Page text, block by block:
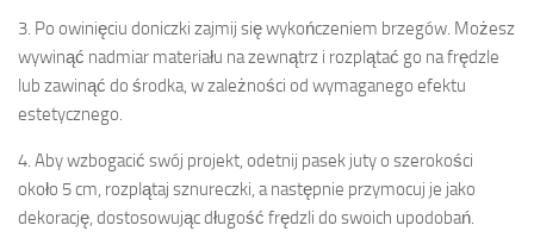
3. Po owinięciu doniczki zajmij się wykończeniem brzegów. Możesz
wywinąć nadmiar materiału na zewnątrz i rozplątać go na frędzle
lub zawinąć do środka, w zależności od wymaganego efektu
estetycznego.
4. Aby wzbogacić swój projekt, odetnij pasek juty o szerokości
około 5 cm, rozplątaj sznureczki, a następnie przymocuj je jako
dekorację, dostosowując długość frędzli do swoich upodobań.